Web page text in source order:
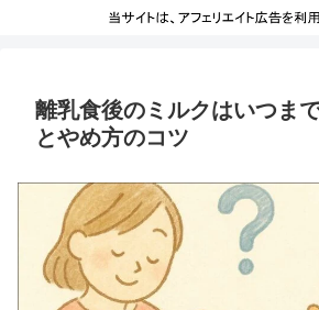
離乳食後のミルクはいつま
とやめ方のコツ